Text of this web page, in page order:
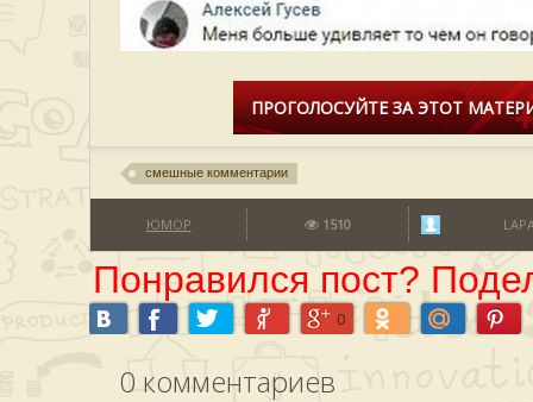
ПРОГОЛОСУЙТЕ ЗА ЭТОТ
смешные комментарии
ЮМОР 1510
Понравился пост?
0
0 комментариев